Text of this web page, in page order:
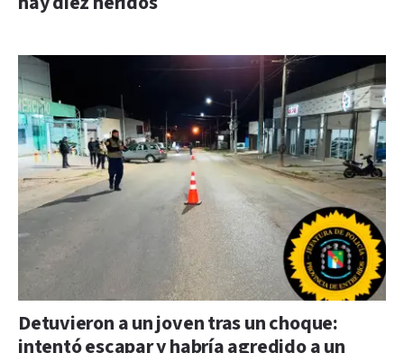
Detuvieron a un joven tras un choque:
intentó escapar y habría agredido a un